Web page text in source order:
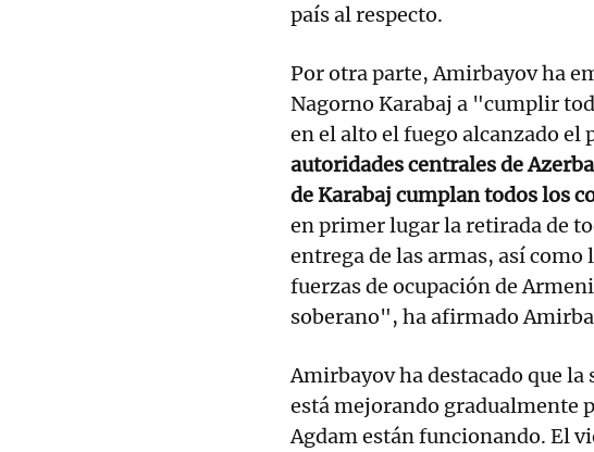
país al respecto.
Por otra parte, Amirbayov ha
Nagorno Karabaj a "cumplir
en el alto el fuego alcanzado el
autoridades centrales de
de Karabaj cumplan todos los
en primer lugar la retirada de
entrega de las armas, así como
fuerzas de ocupación de
soberano", ha afirmado
Amirbayov ha destacado que
está mejorando gradualmente
Agdam están funcionando. El